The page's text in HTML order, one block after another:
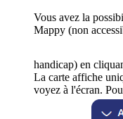
Vous avez la
Mappy (non
handicap) en
La carte affiche
voyez à l'écran.